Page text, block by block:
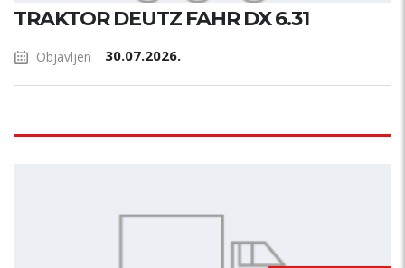
TRAKTOR DEUTZ FAHR DX 6.31
Objavljen 30.07.2026.